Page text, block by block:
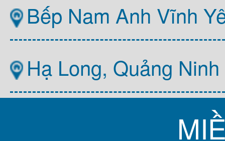
Bếp Nam Anh Vĩnh
Hạ Long, Quảng Ninh